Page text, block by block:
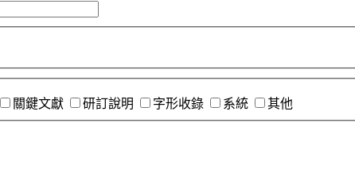
關鍵文獻 研訂說明 字形收錄 系統 其他